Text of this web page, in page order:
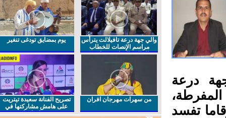
درعة
تفسد
والي جهة درعة تافيلالت يترأس
مراسم الإنصات للخطاب
الملكي السامي بمناسبة
يوم بمضايق تودغى تنغير
من سهرات مهرجان افران
تصريح الفنانة سعيدة تيتريت
على هامش مشاركتها في
مهرجان افران